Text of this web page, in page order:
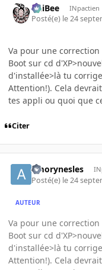
PhiBee INpactien
Posté(e) le 24
Va pour une correction
Boot sur cd
d'installée>là tu
Attention!). Cela
tes appli ou quoi que
Citer
amorynesles
Posté(e) le 24
AUTEUR
Va pour une correction
Boot sur cd
d'installée>là tu
Attention!). Cela